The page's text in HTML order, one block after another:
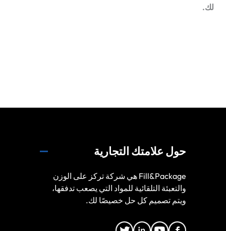
لك.
حول علامتك التجارية
Fill&Package هي شركة تركز على الوزن
والتعبئة التلقائية للمواد التي يصعب تدفقها،
ويتم تصميم كل حل خصيصًا لك.